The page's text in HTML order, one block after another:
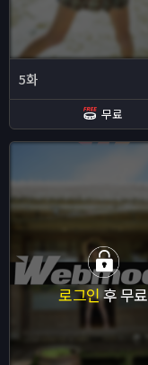
5화
무료
로그인후 무료